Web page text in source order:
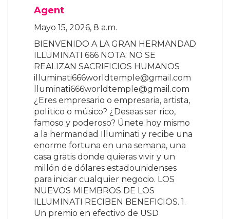
Agent
Mayo 15, 2026, 8 a.m.
BIENVENIDO A LA GRAN HERMANDAD
ILLUMINATI 666 NOTA: NO SE
REALIZAN SACRIFICIOS HUMANOS
illuminati666worldtemple@gmail.com
lluminati666worldtemple@gmail.com
¿Eres empresario o empresaria, artista,
político o músico? ¿Deseas ser rico,
famoso y poderoso? Únete hoy mismo
a la hermandad Illuminati y recibe una
enorme fortuna en una semana, una
casa gratis donde quieras vivir y un
millón de dólares estadounidenses
para iniciar cualquier negocio. LOS
NUEVOS MIEMBROS DE LOS
ILLUMINATI RECIBEN BENEFICIOS. 1.
Un premio en efectivo de USD